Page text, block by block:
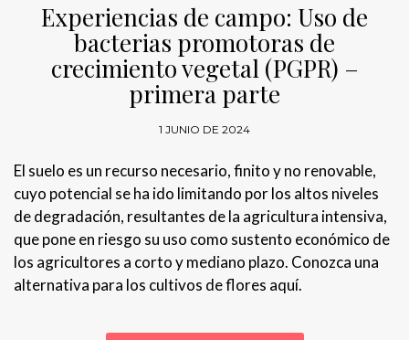
Experiencias de campo: Uso de
bacterias promotoras de
crecimiento vegetal (PGPR) –
primera parte
1 JUNIO DE 2024
El suelo es un recurso necesario, finito y no renovable,
cuyo potencial se ha ido limitando por los altos niveles
de degradación, resultantes de la agricultura intensiva,
que pone en riesgo su uso como sustento económico de
los agricultores a corto y mediano plazo. Conozca una
alternativa para los cultivos de flores aquí.